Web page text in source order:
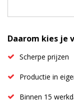
Daarom kies je
Scherpe prijzen
Productie in
Binnen 15